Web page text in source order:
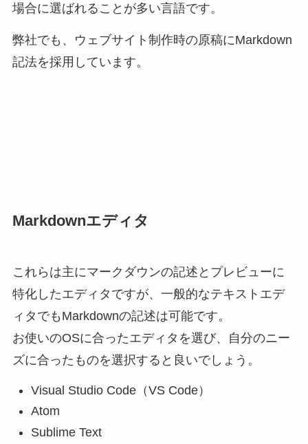
場合に選ばれることが多い言語です。
弊社でも、ウェブサイト制作時の原稿にMarkdown
記法を採用しています。
Markdownエディタ
これらは主にマークダウンの記述とプレビューに
特化したエディタですが、一般的なテキストエデ
ィタでもMarkdownの記述は可能です。
お使いのOSに合ったエディタを選び、自分のニー
ズに合ったものを選択すると良いでしょう。
Visual Studio Code（VS Code）
Atom
Sublime Text